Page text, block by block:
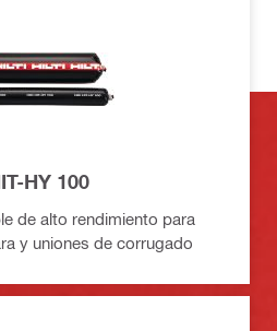
HY 100
de alto rendimiento para
y uniones de corrugado